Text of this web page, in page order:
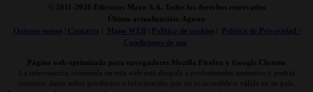
© 2011- 2026 Ediciones Mayo S.A. Todos los derechos reservados
Última actualización: Agosto
Quienes somos| Contacto Mapa WEB| Politica de cookies|
Politica de Privacidad /
Condiciones de uso
Página web optimizada para navegadores Mozilla Firefox y Google Chrome
La información contenida en esta web está dirigida a profesionales sanitarios y podría
contener datos sobre productos o información que no es accesible o válida en su país.